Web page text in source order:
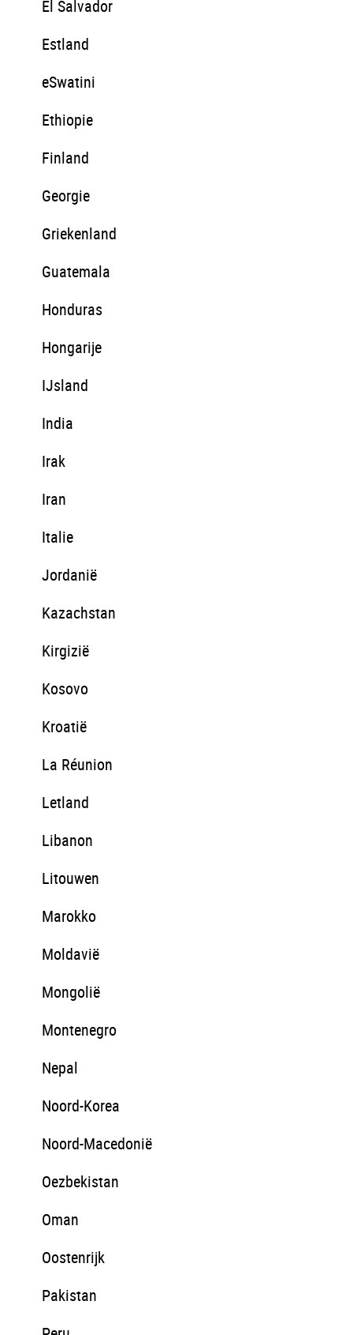
El Salvador
Estland
eSwatini
Ethiopie
Finland
Georgie
Griekenland
Guatemala
Honduras
Hongarije
IJsland
India
Irak
Iran
Italie
Jordanië
Kazachstan
Kirgizië
Kosovo
Kroatië
La Réunion
Letland
Libanon
Litouwen
Marokko
Moldavië
Mongolië
Montenegro
Nepal
Noord-Korea
Noord-Macedonië
Oezbekistan
Oman
Oostenrijk
Pakistan